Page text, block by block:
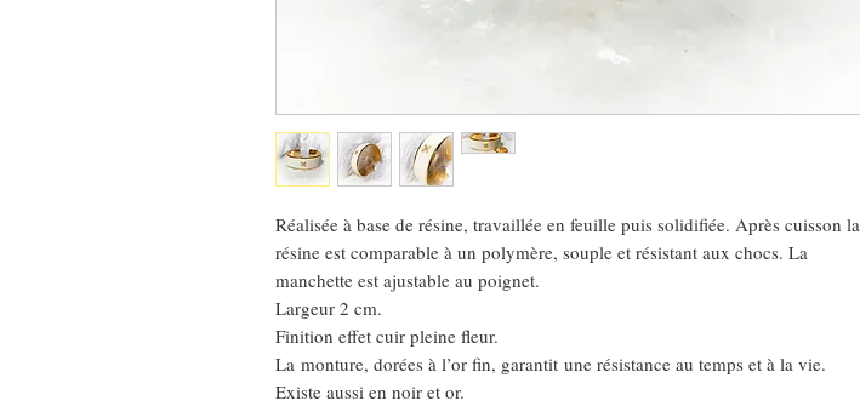
Réalisée à base de résine, travaillée en feuille puis solidifiée. Après cuisson la
résine est comparable à un polymère, souple et résistant aux chocs. La
manchette est ajustable au poignet.
Largeur 2 cm.
Finition effet cuir pleine fleur.
La monture, dorées à l’or fin, garantit une résistance au temps et à la vie.
Existe aussi en noir et or.